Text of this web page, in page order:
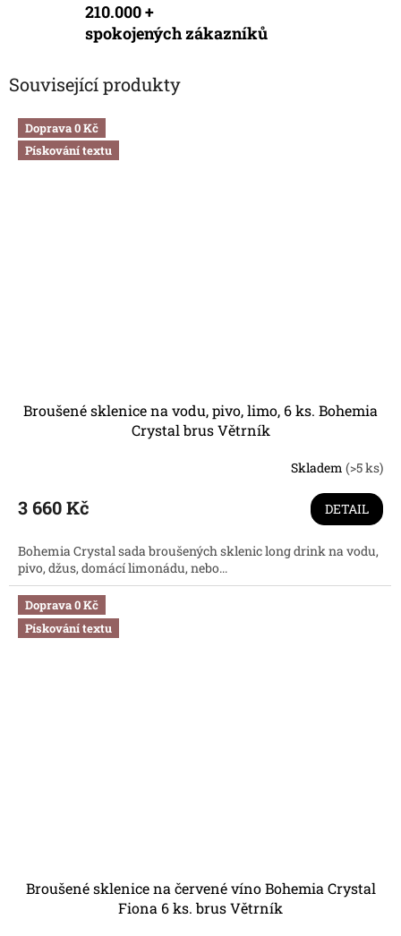
210.000 +
spokojených zákazníků
Související produkty
Doprava 0 Kč
Pískování textu
Broušené sklenice na vodu, pivo, limo, 6 ks. Bohemia
Crystal brus Větrník
Skladem (>5 ks)
3 660 Kč DETAIL
Bohemia Crystal sada broušených sklenic long drink na vodu,
pivo, džus, domácí limonádu, nebo...
Doprava 0 Kč
Pískování textu
Broušené sklenice na červené víno Bohemia Crystal
Fiona 6 ks. brus Větrník